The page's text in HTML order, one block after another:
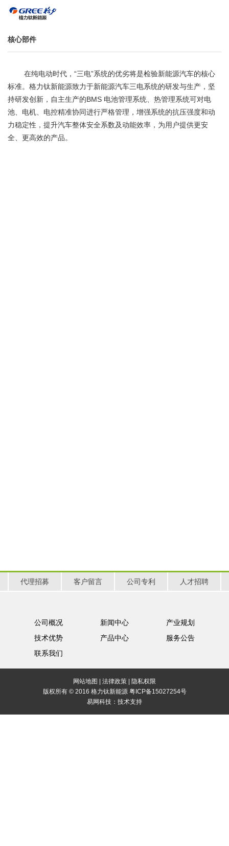
核心部件
在纯电动时代，“三电”系统的优劣将是检验新能源汽车的核心
标准。格力钛新能源致力于新能源汽车三电系统的研发与生产，坚
持研发创新，自主生产的BMS 电池管理系统、热管理系统可对电
池、电机、电控精准协同进行严格管理，增强系统的抗压强度和动
力稳定性，提升汽车整体安全系数及动能效率，为用户提供更安
全、更高效的产品。
代理招募 客户留言 公司专利 人才招聘
公司概况 新闻中心
产业规划
技术优势
产品中心
服务公告
联系我们
网站地图 法律政策
隐私权限
版权所有 © 2016 格力钛新能源 粤ICP备15027254号
易网科技： 技术支持